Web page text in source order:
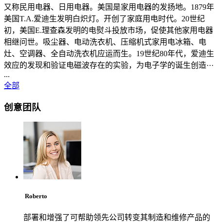
又称民用电器、日用电器。美国是家用电器的发扬地。1879年
美国T.A.爱迪生发明白炽灯。开创了家庭用电时代。20世纪
初，美国E.理查森发明的电熨斗投放市场，促使其他家用电器
相继问世。吸尘器、电动洗衣机、压缩机式家用电冰箱、电
灶、空调器、全自动洗衣机应运而生。19世纪80年代，爱迪生
效应的发现和验证电磁波存在的实验，为电子学的诞生创造···
...
全部
创意团队
Roberto
部署和增强了可帮助领先公司转变其制造和维修产品的